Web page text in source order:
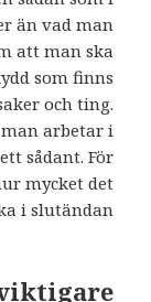
än vad man
att man ska
som finns
och ting.
arbetar i
sådant. För
mycket det
i slutändan.